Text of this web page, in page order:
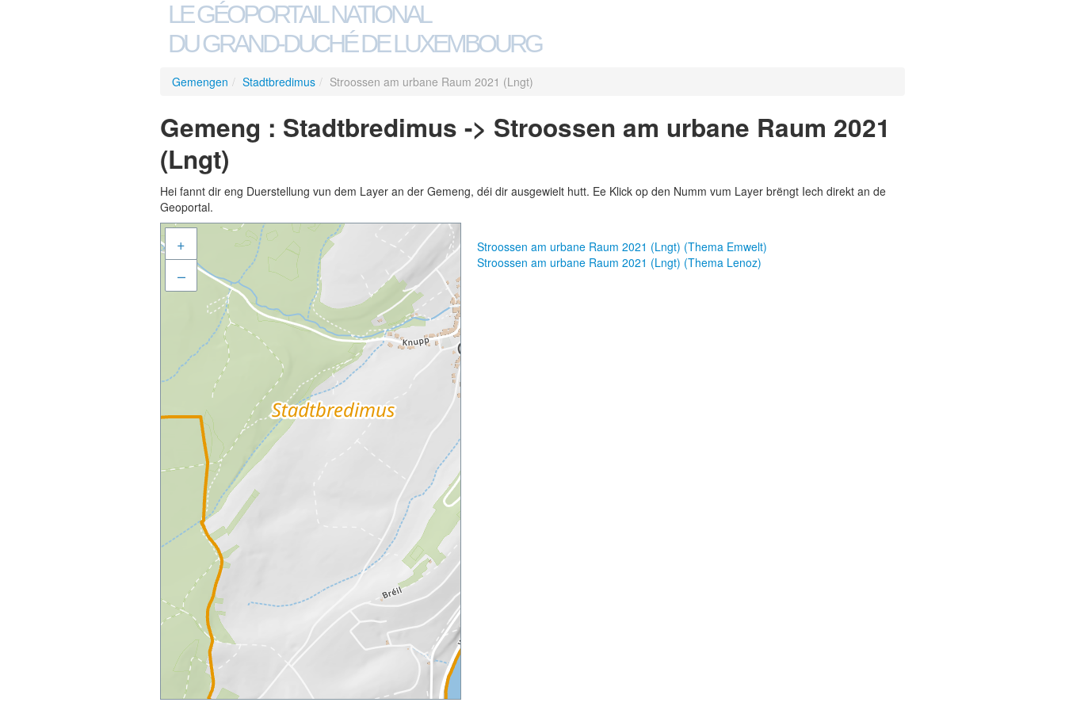
LE GÉOPORTAIL NATIONAL
DU GRAND-DUCHÉ DE LUXEMBOURG
Gemengen / Stadtbredimus / Stroossen am urbane Raum 2021 (Lngt)
Gemeng : Stadtbredimus -> Stroossen am urbane Raum 2021
(Lngt)
Hei fannt dir eng Duerstellung vun dem Layer an der Gemeng, déi dir ausgewielt hutt. Ee Klick op den Numm vum Layer brëngt Iech direkt an de
Geoportal.
+
–
Stroossen am urbane Raum 2021 (Lngt) (Thema Emwelt)
Stroossen am urbane Raum 2021 (Lngt) (Thema Lenoz)